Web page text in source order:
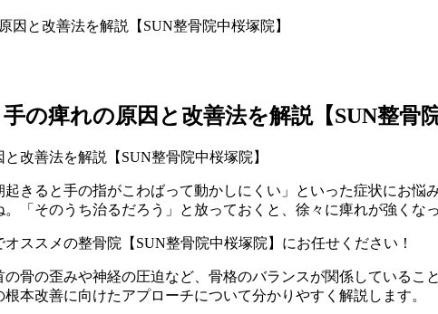
と改善法を解説【SUN整骨院中桜塚院】
の痺れの原因と改善法を解説【SUN整骨
きると手の指がこわばって動かしにくい」といった症状にお
「そのうち治るだろう」と放っておくと、徐々に痺れが強くな
ススメの整骨院【SUN整骨院中桜塚院】にお任せください！
骨の歪みや神経の圧迫など、骨格のバランスが関係している
本改善に向けたアプローチについて分かりやすく解説します。